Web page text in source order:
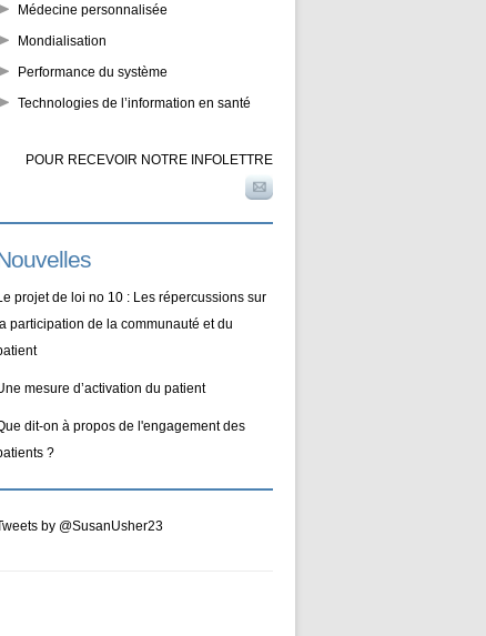
Médecine personnalisée
Mondialisation
Performance du système
Technologies de l’information en santé
POUR RECEVOIR NOTRE INFOLETTRE
projet de loi no 10 : Les répercussions sur
la participation de la communauté et du
mesure d’activation du patient
dit-on à propos de l'engagement des
?
by @SusanUsher23